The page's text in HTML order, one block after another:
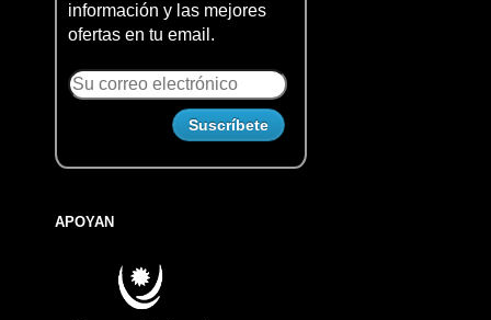
información y las mejores
ofertas en tu email.
APOYAN